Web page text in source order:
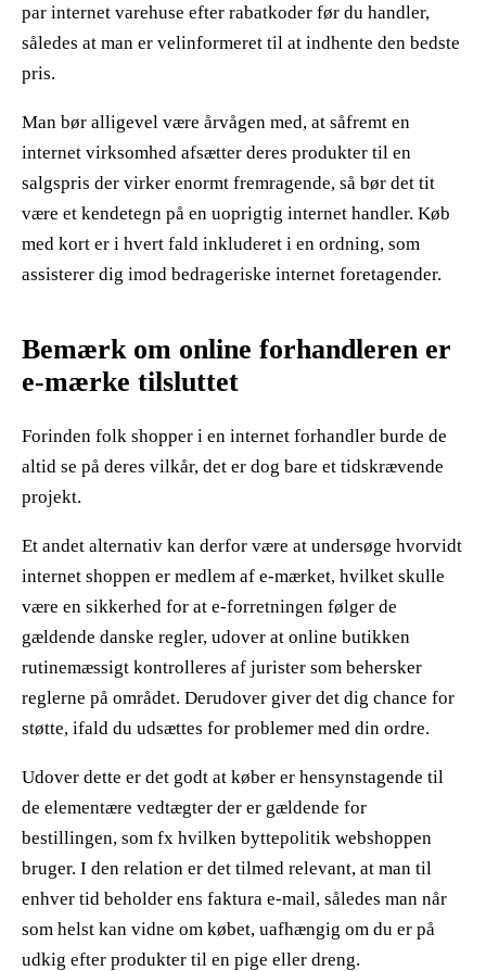
par internet varehuse efter rabatkoder før du handler,
således at man er velinformeret til at indhente den bedste
pris.
Man bør alligevel være årvågen med, at såfremt en
internet virksomhed afsætter deres produkter til en
salgspris der virker enormt fremragende, så bør det tit
være et kendetegn på en uoprigtig internet handler. Køb
med kort er i hvert fald inkluderet i en ordning, som
assisterer dig imod bedrageriske internet foretagender.
Bemærk om online forhandleren er
e-mærke tilsluttet
Forinden folk shopper i en internet forhandler burde de
altid se på deres vilkår, det er dog bare et tidskrævende
projekt.
Et andet alternativ kan derfor være at undersøge hvorvidt
internet shoppen er medlem af e-mærket, hvilket skulle
være en sikkerhed for at e-forretningen følger de
gældende danske regler, udover at online butikken
rutinemæssigt kontrolleres af jurister som behersker
reglerne på området. Derudover giver det dig chance for
støtte, ifald du udsættes for problemer med din ordre.
Udover dette er det godt at køber er hensynstagende til
de elementære vedtægter der er gældende for
bestillingen, som fx hvilken byttepolitik webshoppen
bruger. I den relation er det tilmed relevant, at man til
enhver tid beholder ens faktura e-mail, således man når
som helst kan vidne om købet, uafhængig om du er på
udkig efter produkter til en pige eller dreng.